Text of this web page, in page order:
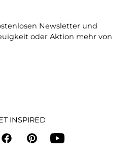
Newsletter und
oder Aktion mehr von
INSPIRED